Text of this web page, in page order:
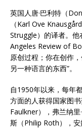
英国人唐·巴利特（
（Karl Ove
Struggle）的译者。
Angeles Review of
原创过程；你在创作
另一种语言的东西”。
自1950年以来，每年
方面的人获得国家图
Faulkner），弗兰纳里
斯（Philip Roth），